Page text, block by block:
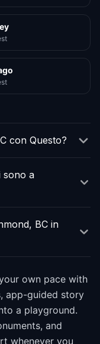
con Questo?
sono a
BC in
own pace with
app-guided story
a playground.
and
whenever you